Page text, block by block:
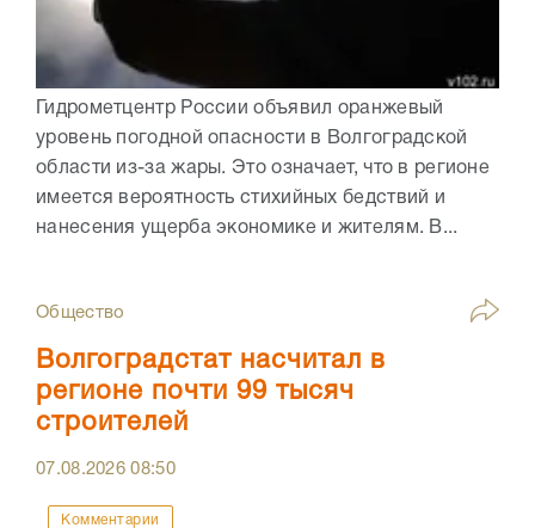
Гидрометцентр России объявил оранжевый
уровень погодной опасности в Волгоградской
области из-за жары. Это означает, что в регионе
имеется вероятность стихийных бедствий и
нанесения ущерба экономике и жителям. В...
Общество
Волгоградстат насчитал в
регионе почти 99 тысяч
строителей
07.08.202608:50
Комментарии